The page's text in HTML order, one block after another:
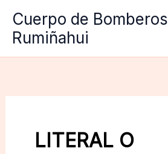
contenido
Cuerpo de Bomberos
Rumiñahui
LITERAL O